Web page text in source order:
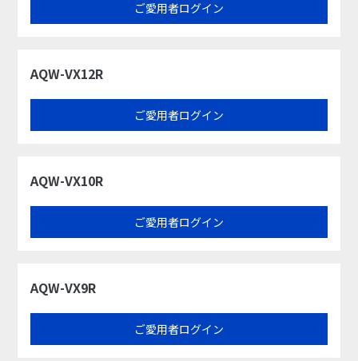
ご愛用者ログイン
AQW-VX12R​
ご愛用者ログイン
AQW-VX10R​
ご愛用者ログイン
AQW-VX9R
ご愛用者ログイン